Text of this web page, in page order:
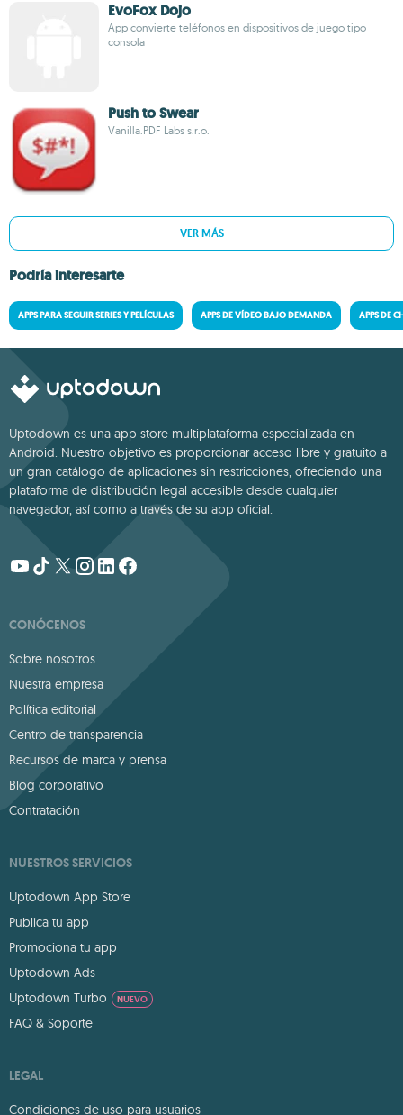
EvoFox Dojo
App convierte teléfonos en dispositivos de juego tipo
consola
Push to Swear
Vanilla.PDF Labs s.r.o.
VER MÁS
Podría interesarte
APPS PARA SEGUIR SERIES Y PELÍCULAS APPS DE VÍDEO BAJO DEMANDA APPS DE
Uptodown es una app store multiplataforma especializada en
Android. Nuestro objetivo es proporcionar acceso libre y gratuito a
un gran catálogo de aplicaciones sin restricciones, ofreciendo una
plataforma de distribución legal accesible desde cualquier
navegador, así como a través de su app oficial.
CONÓCENOS
Sobre nosotros
Nuestra empresa
Política editorial
Centro de transparencia
Recursos de marca y prensa
Blog corporativo
Contratación
NUESTROS SERVICIOS
Uptodown App Store
Publica tu app
Promociona tu app
Uptodown Ads
Uptodown Turbo
NUEVO
FAQ & Soporte
LEGAL
Condiciones de uso para usuarios